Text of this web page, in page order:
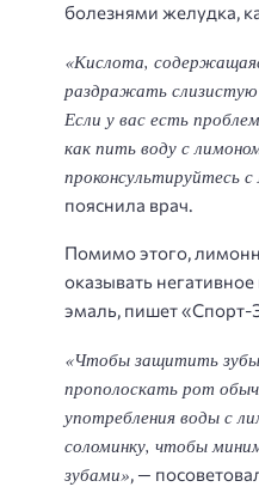
болезнями желудка,
«Кислота,
раздражать
Если у вас есть
как пить воду с
проконсультируйтесь
пояснила врач.
Помимо этого,
оказывать
эмаль, пишет «Спорт-
«Чтобы защитить
прополоскать рот
употребления воды с
соломинку, чтобы
зубами» , —